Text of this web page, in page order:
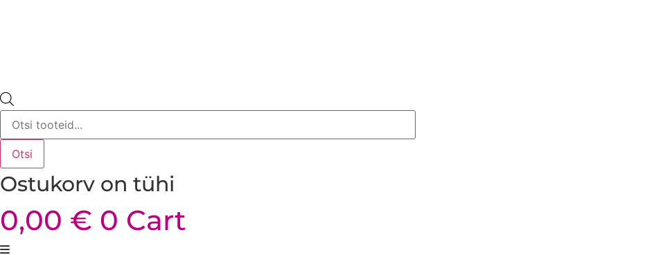
Products
search
Otsi
Ostukorv on tühi
0,00 € 0 Cart